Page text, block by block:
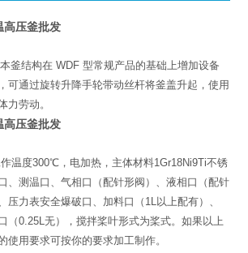
高压釜批发
釜结构在 WDF 型常规产品的基础上增加设备
可通过旋转升降手轮带动丝杆将釜盖升起，使用
力劳动。
高压釜批发
温度300℃，电加热，主体材料1Gr18Ni9Ti不锈
、测温口、气相口（配针形阀）、液相口（配针
压力表安全爆破口、加料口（1L以上配有）、
（0.25L无），搅拌桨叶形式为桨式。如果以上
使用要求可按你的要求加工制作。